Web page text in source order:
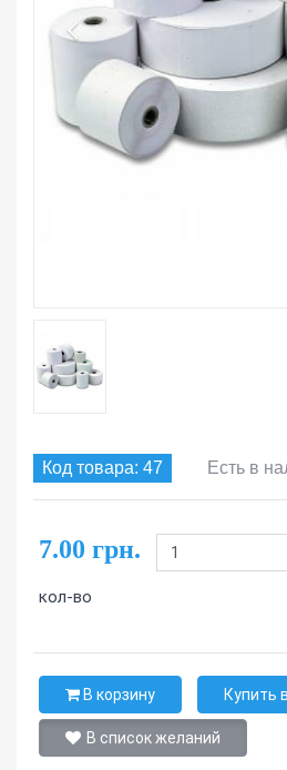
Код товара: 47 Есть в
7.00 грн.
кол-во
В корзину Купить
В список желаний